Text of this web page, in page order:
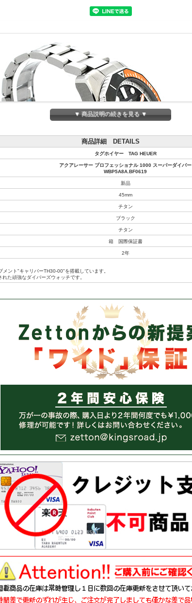
▼ 商品説明の続きを見る ▼
商品詳細 DETAILS
タグホイヤー TAG HEUER
アクアレーサー プロフェッショナル 1000 スーパーダイバー
WBP5A8A.BF0619
新品
45mm
チタン
ブラック
チタン
箱 国際保証書
2年
ント"キャリバーTH30-00"を搭載しています。
た頑強なダイバーズウォッチです。